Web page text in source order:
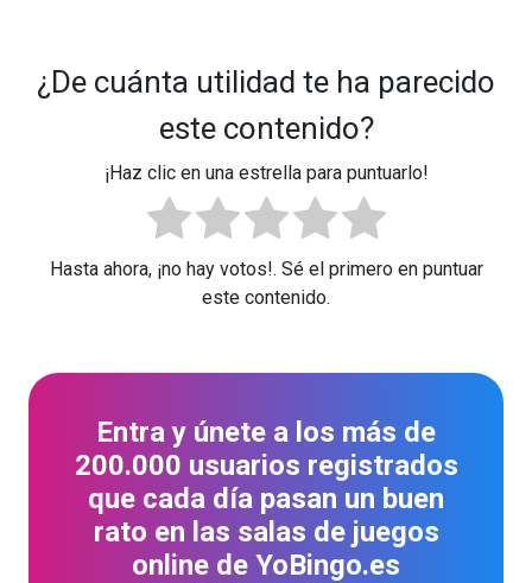
¿De cuánta utilidad te ha parecido
este contenido?
¡Haz clic en una estrella para puntuarlo!
Hasta ahora, ¡no hay votos!. Sé el primero en puntuar
este contenido.
Entra y únete a los más de
200.000 usuarios registrados
que cada día pasan un buen
rato en las salas de juegos
online de YoBingo.es